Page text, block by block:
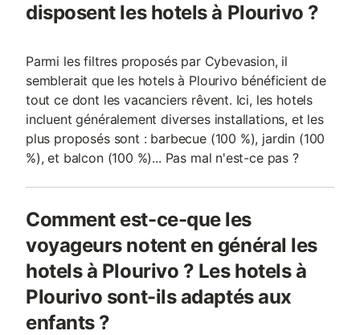
disposent les hotels à Plourivo ?
Parmi les filtres proposés par Cybevasion, il
semblerait que les hotels à Plourivo bénéficient de
tout ce dont les vacanciers rêvent. Ici, les hotels
incluent généralement diverses installations, et les
plus proposés sont : barbecue (100 %), jardin (100
%), et balcon (100 %)... Pas mal n'est-ce pas ?
Comment est-ce-que les
voyageurs notent en général les
hotels à Plourivo ? Les hotels à
Plourivo sont-ils adaptés aux
enfants ?